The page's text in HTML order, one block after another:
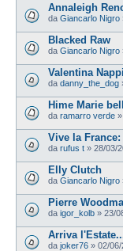
Annaleigh
da Giancarlo Nigro
Blacked Raw
da Giancarlo Nigro
Valentina
da danny_the_dog
Hime Marie
da ramarro verde »
Vive la
da rufus t » 28/03/
Elly Clutch
da Giancarlo Nigro
Pierre
da igor_kolb » 23/
Arriva
da joker76 » 02/